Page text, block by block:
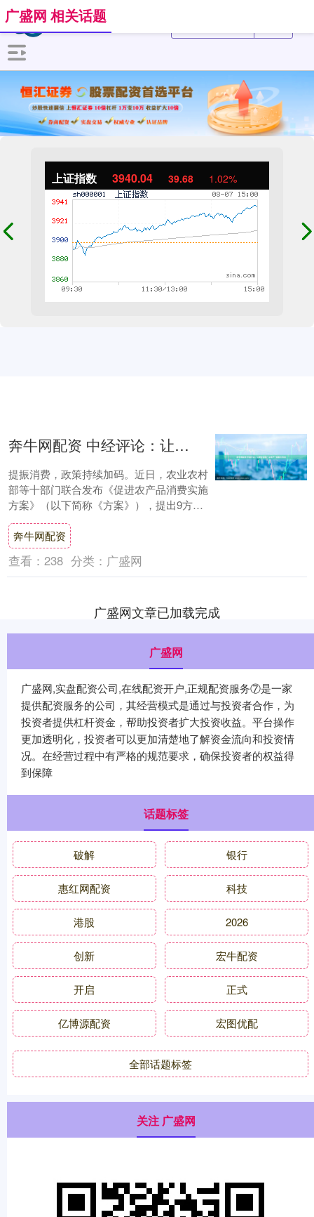
上证指数 3940.04 39.68 1.02%
广盛网 相关话题
奔牛网配资 中经评论：让更多优质“土特产”香飘大市场
提振消费，政策持续加码。近日，农业农村
部等十部门联合发布《促进农产品消费实施
方案》（以下简称《方案》），提出9方面
23条举措。 农产品消费一头连着百姓生活，
一头....
奔牛网配资
查看： 238 分类： 广盛网
广盛网文章已加载完成
广盛网
广盛网,实盘配资公司,在线配资开户,正规配资服务⑦是一家
提供配资服务的公司，其经营模式是通过与投资者合作，为
投资者提供杠杆资金，帮助投资者扩大投资收益。平台操作
更加透明化，投资者可以更加清楚地了解资金流向和投资情
况。在经营过程中有严格的规范要求，确保投资者的权益得
到保障
话题标签
破解 银行
惠红网配资 科技
港股 2026
创新 宏牛配资
开启 正式
亿博源配资 宏图优配
全部话题标签
关注 广盛网